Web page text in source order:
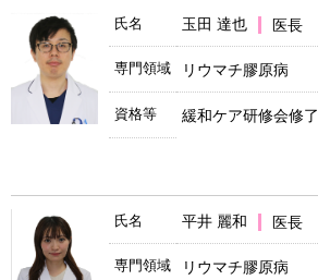
氏名 玉田 達也 医長
専門領域 リウマチ膠原病
資格等 緩和ケア研修会修了
氏名 平井 麗和 医長
専門領域 リウマチ膠原病